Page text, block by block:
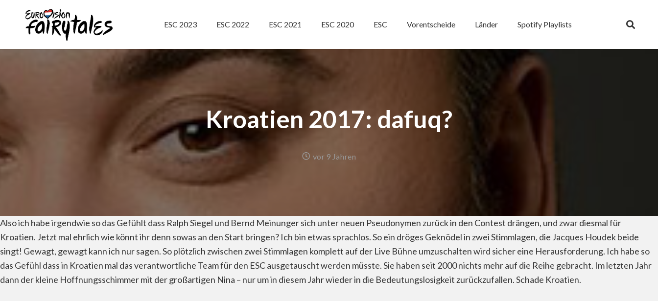
ESC 2023 ESC 2022 ESC 2021 ESC 2020 ESC Vorentscheide Länder Spotify Playlists
Kroatien 2017: dafuq?
vor 9 Jahren
Also ich habe irgendwie so das Gefühlt dass Ralph Siegel und Bernd Meinunger sich unter neuen Pseudonymen zurück in den Contest drängen, und zwar diesmal für
Kroatien. Jetzt mal ehrlich wie könnt ihr denn sowas an den Start bringen? Ich bin etwas sprachlos. So ein dröges Geknödel in zwei Stimmlagen, die Jacques Houdek beide
singt! Gewagt, gewagt kann ich nur sagen. So plötzlich zwischen zwei Stimmlagen komplett auf der Live Bühne umzuschalten wird sicher eine Herausforderung. Ich habe so
das Gefühl dass in Kroatien mal das verantwortliche Team für den ESC ausgetauscht werden müsste. Sie haben seit 2000 nichts mehr auf die Reihe gebracht. Im letzten Jahr
dann der kleine Hoffnungsschimmer mit der großartigen Nina – nur um in diesem Jahr wieder in die Bedeutungslosigkeit zurückzufallen. Schade Kroatien.